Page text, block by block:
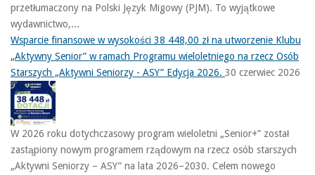
przetłumaczony na Polski Język Migowy (PJM). To wyjątkowe
wydawnictwo,...
Wsparcie finansowe w wysokości 38 448,00 zł na utworzenie Klubu
„Aktywny Senior” w ramach Programu wieloletniego na rzecz Osób
Starszych „Aktywni Seniorzy - ASY” Edycja 2026. 30 czerwiec 2026
W 2026 roku dotychczasowy program wieloletni „Senior+” został
zastąpiony nowym programem rządowym na rzecz osób starszych
„Aktywni Seniorzy – ASY” na lata 2026–2030. Celem nowego